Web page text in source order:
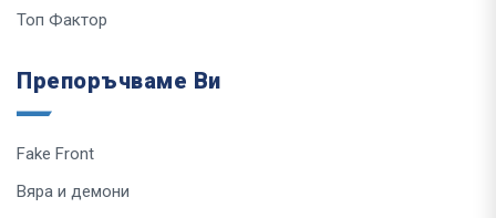
Топ Фактор
Препоръчваме Ви
Fake Front
Вяра и демони